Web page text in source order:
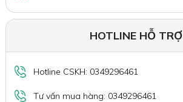
HOTLINE HỖ TRỢ
Hotline CSKH: 0349296461
Tư vấn mua hàng: 0349296461